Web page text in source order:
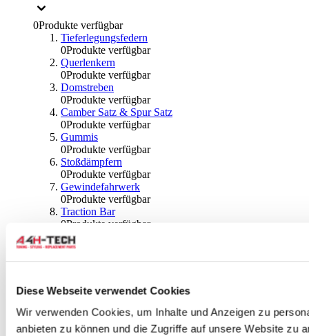
Diese Webseite verwendet Cookies
Wir verwenden Cookies, um Inhalte und Anzeigen zu
anbieten zu können und die Zugriffe auf unsere Website zu
0Produkte verfügbar
Tieferlegungsfedern
0Produkte verfügbar
Querlenkern
0Produkte verfügbar
Domstreben
0Produkte verfügbar
Camber Satz & Spur Satz
0Produkte verfügbar
Gummis
0Produkte verfügbar
Stoßdämpfern
0Produkte verfügbar
Gewindefahrwerk
0Produkte verfügbar
Traction Bar
0Produkte verfügbar
Stabilisator & Zubehör
0Produkte verfügbar
Kugeln & Abdeckungen
Radlagern & Naben
0Produkte verfügbar
Räder und Zubehör